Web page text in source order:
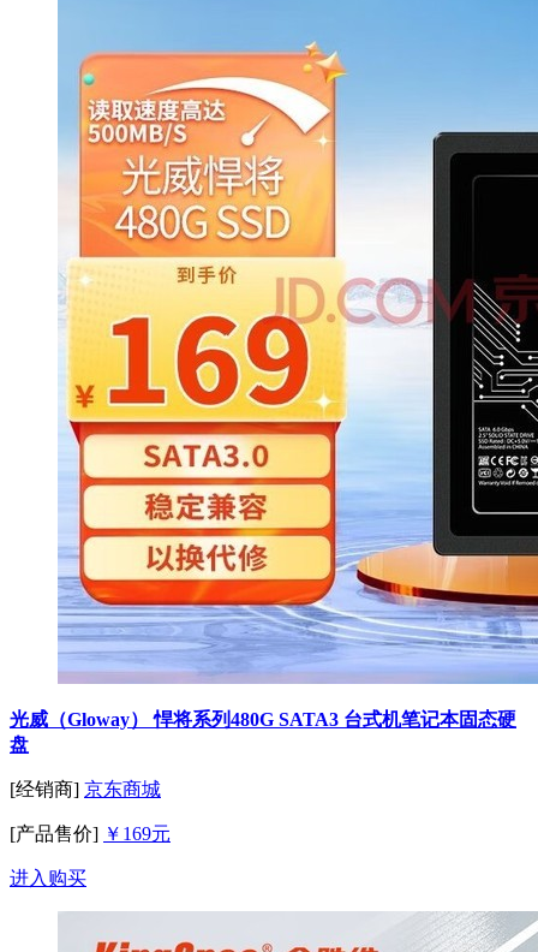
光威（Gloway） 悍将系列480G SATA3 台式机笔记本固态硬
盘
[经销商] 京东商城
[产品售价] ￥169元
进入购买